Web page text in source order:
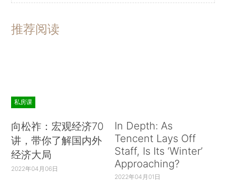
推荐阅读
私房课
向松祚：宏观经济70
讲，带你了解国内外
经济大局
2022年04月06日
In Depth: As
Tencent Lays Off
Staff, Is Its ‘Winter’
Approaching?
2022年04月01日